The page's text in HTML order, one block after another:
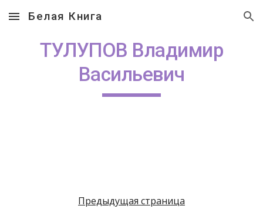
Skip to main content Skip to navigation
Белая Книга
ТУЛУПОВ Владимир
Васильевич
Предыдущая страница